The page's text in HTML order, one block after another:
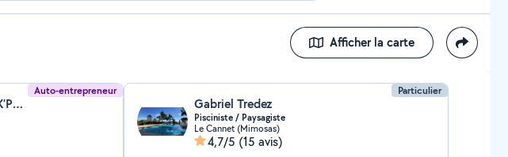
Afficher la carte
Auto-entrepreneur
Nathan Perrin (AQUATEK’POOL)
Particulier
Gabriel Tredez
Pisciniste / Paysagiste
Le Cannet (Mimosas)
4,7/5 (15 avis)